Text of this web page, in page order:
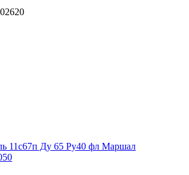
11с67п Ду 65 Ру40 фл Маршал